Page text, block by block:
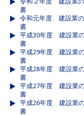
書
令和元年度 建設業の
書
平成30年度 建設業
書
平成29年度 建設業
書
平成28年度 建設業
書
平成27年度 建設業
書
平成26年度 建設業
書